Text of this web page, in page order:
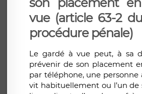
vue (article 63-2
procédure pénale)
Le gardé à vue peut, à sa
prévenir de son placement
par téléphone, une personne
vit habituellement ou l’un de